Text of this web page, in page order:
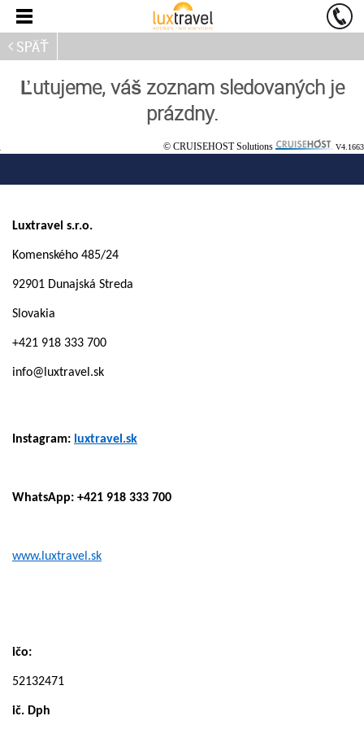
SPÄŤ
Ľutujeme, váš zoznam sledovaných je
prázdny.
© CRUISEHOST Solutions V4.1663
Luxtravel s.r.o.
Komenského 485/24
92901 Dunajská Streda
Slovakia
+421 918 333 700
info@luxtravel.sk
Instagram: luxtravel.sk
WhatsApp: +421 918 333 700
www.luxtravel.sk
ičo:
52132471
ič. Dph